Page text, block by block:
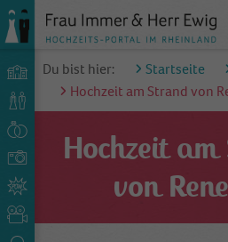
Du bist hier: Startseite
Hochzeit am Strand von
Hochzeit
von